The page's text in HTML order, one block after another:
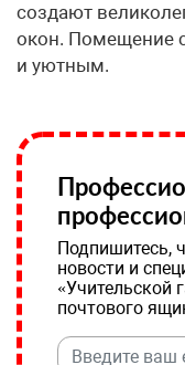
создают
окон. Помещение
и уютным.
Подпишитесь,
новости и
«Учительской
почтового